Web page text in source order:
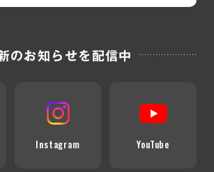
のお知らせを配信中
Instagram YouTube